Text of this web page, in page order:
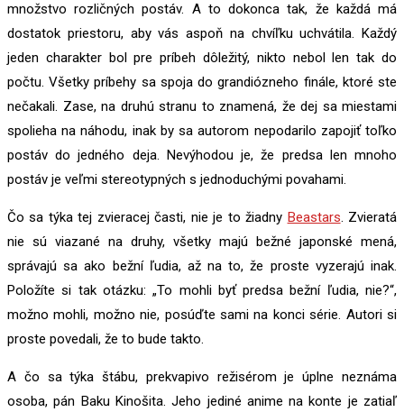
množstvo rozličných postáv. A to dokonca tak, že každá má
dostatok priestoru, aby vás aspoň na chvíľku uchvátila. Každý
jeden charakter bol pre príbeh dôležitý, nikto nebol len tak do
počtu. Všetky príbehy sa spoja do grandiózneho finále, ktoré ste
nečakali. Zase, na druhú stranu to znamená, že dej sa miestami
spolieha na náhodu, inak by sa autorom nepodarilo zapojiť toľko
postáv do jedného deja. Nevýhodou je, že predsa len mnoho
postáv je veľmi stereotypných s jednoduchými povahami.
Čo sa týka tej zvieracej časti, nie je to žiadny Beastars. Zvieratá
nie sú viazané na druhy, všetky majú bežné japonské mená,
správajú sa ako bežní ľudia, až na to, že proste vyzerajú inak.
Položíte si tak otázku: „To mohli byť predsa bežní ľudia, nie?“,
možno mohli, možno nie, posúďte sami na konci série. Autori si
proste povedali, že to bude takto.
A čo sa týka štábu, prekvapivo režisérom je úplne neznáma
osoba, pán Baku Kinošita. Jeho jediné anime na konte je zatiaľ